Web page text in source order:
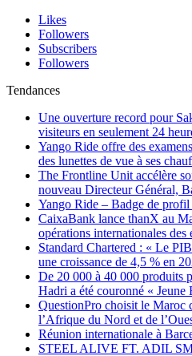
Likes
Followers
Subscribers
Followers
Tendances
Une ouverture record pour
visiteurs en seulement 24
Yango Ride offre des
des lunettes de vue à ses
The Frontline Unit accélère
nouveau Directeur Général,
Yango Ride – Badge de profil
CaixaBank lance thanX au
opérations internationales des
Standard Chartered : « Le
une croissance de 4,5 % en
De 20 000 à 40 000 produits
Hadri a été couronné « Jeune
QuestionPro choisit le Maroc
l’Afrique du Nord et de
Réunion internationale à
STEEL ALIVE FT. ADIL